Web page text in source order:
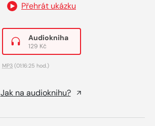
Přehrát ukázku
Audiokniha
129 Kč
MP3 (01:16:25 hod.)
Jak na audioknihu?